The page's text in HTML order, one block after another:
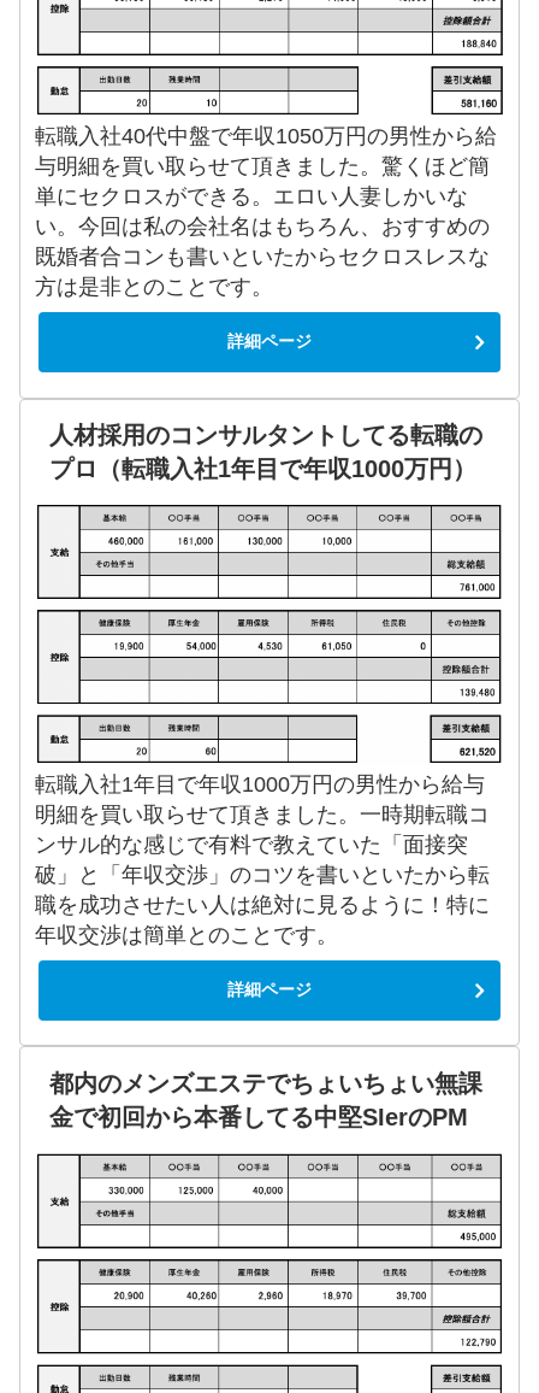
転職入社40代中盤で年収1050万円の男性から給
与明細を買い取らせて頂きました。驚くほど簡
単にセクロスができる。エロい人妻しかいな
い。今回は私の会社名はもちろん、おすすめの
既婚者合コンも書いといたからセクロスレスな
方は是非とのことです。
詳細ページ
人材採用のコンサルタントしてる転職の
プロ（転職入社1年目で年収1000万円）
転職入社1年目で年収1000万円の男性から給与
明細を買い取らせて頂きました。一時期転職コ
ンサル的な感じで有料で教えていた「面接突
破」と「年収交渉」のコツを書いといたから転
職を成功させたい人は絶対に見るように！特に
年収交渉は簡単とのことです。
詳細ページ
都内のメンズエステでちょいちょい無課
金で初回から本番してる中堅SIerのPM